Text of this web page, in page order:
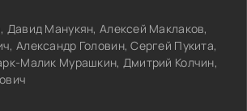
Давид Манукян, Алексей Маклаков,
Александр Головин, Сергей Пукита,
Малик Мурашкин, Дмитрий Колчин,